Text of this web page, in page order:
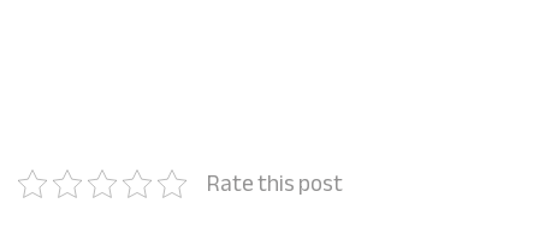
Rate this post